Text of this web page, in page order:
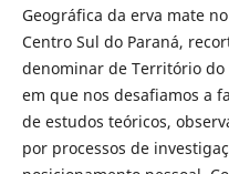
Geográfica da erva mate
Centro Sul do Paraná,
denominar de Território do
em que nos desafiamos a
de estudos teóricos,
por processos de